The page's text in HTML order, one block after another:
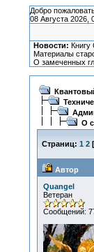
Добро
08 Августа 2026,
Новости: Книгу
Материалы
О замеченных
О
Страниц: 1 2[
Автор
Quangel
Ветеран
Сообщений: